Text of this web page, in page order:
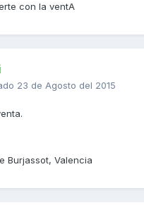
con la ventA
23 de Agosto del 2015
Burjassot, Valencia